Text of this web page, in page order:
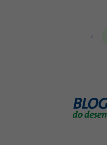
pela